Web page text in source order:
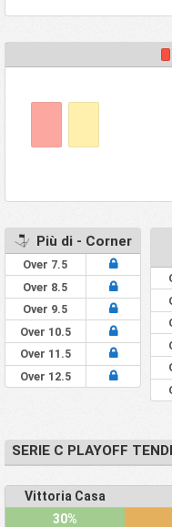
Più di - Corner
Over 7.5
Over 8.5
Over 9.5
Over 10.5
Over 11.5
Over 12.5
SERIE C PLAYOFF
Vittoria Casa
30%